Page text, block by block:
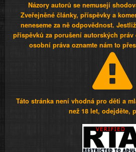
Názory autorů se nemusejí
Zveřejněné články, příspěvky a
neneseme za ně odpovědnost.
příspěvků za porušení autorských
osobní práva oznamte nám to
Táto stránka není vhodná pro děti a
než 18 let, odejděte,